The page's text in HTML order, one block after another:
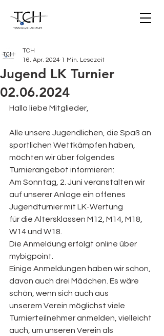
Jugend LK Turnier
02.06.2024
TCH
16. Apr. 2024 1 Min. Lesezeit
Hallo liebe Mitglieder,
Alle unsere Jugendlichen, die Spaß an
sportlichen Wettkämpfen haben,
möchten wir über folgendes
Turnierangebot informieren:
Am Sonntag, 2. Juni veranstalten wir
auf unserer Anlage ein offenes
Jugendturnier mit LK-Wertung
für die Altersklassen M12, M14, M18,
W14 und W18.
Die Anmeldung erfolgt online über
mybigpoint.
Einige Anmeldungen haben wir schon,
davon auch drei Mädchen. Es wäre
schön, wenn sich auch aus
unserem Verein möglichst viele
Turnierteilnehmer anmelden, vielleicht
auch, um unseren Verein als